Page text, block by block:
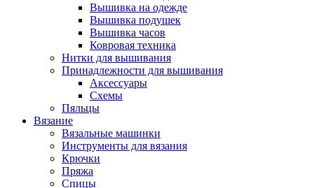
Вышивка на одежде
Вышивка подушек
Вышивка часов
Ковровая техника
Нитки для вышивания
Принадлежности для вышивания
Аксессуары
Схемы
Пяльцы
Вязание
Вязальные машинки
Инструменты для вязания
Крючки
Пряжа
Спицы